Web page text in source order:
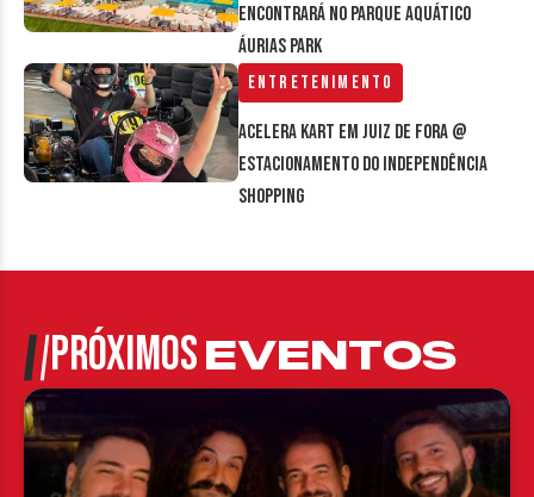
encontrará no parque aquático
Áurias Park
Entretenimento
Acelera Kart em Juiz de Fora @
estacionamento do Independência
Shopping
PRÓXIMOSEVENTOS